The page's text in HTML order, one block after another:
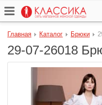
Главная Каталог Брюки
29-07-26018